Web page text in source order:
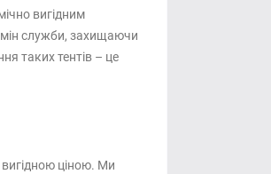
вигідним
служби, захищаючи
таких тентів – це
вигідною ціною. Ми